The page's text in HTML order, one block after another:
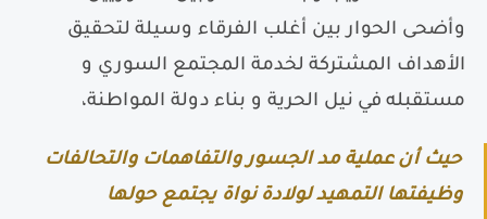
وأضحى الحوار بين أغلب الفرقاء وسيلة لتحقيق
الأهداف المشتركة لخدمة المجتمع السوري و
مستقبله في نيل الحرية و بناء دولة المواطنة،
حيث أن عملية مد الجسور والتفاهمات والتحالفات
وظيفتها التمهيد لولادة نواة يجتمع حولها